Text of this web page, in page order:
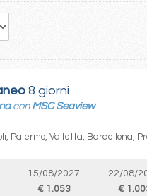
259
8 giorni
con MSC Seaview
Palermo, Valletta, Barcellona,
15/08/2027
€ 1.053
22/08/
€